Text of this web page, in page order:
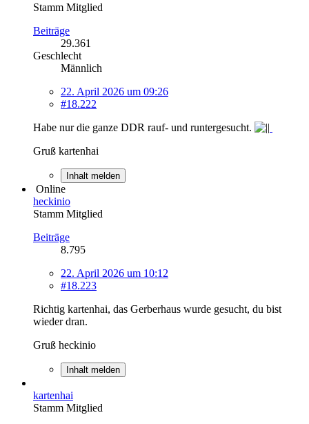
Stamm Mitglied
Beiträge
29.361
Geschlecht
Männlich
22. April 2026 um 09:26
#18.222
Habe nur die ganze DDR rauf- und runtergesucht.
Gruß kartenhai
Inhalt melden
Online
heckinio
Stamm Mitglied
Beiträge
8.795
22. April 2026 um 10:12
#18.223
Richtig kartenhai, das Gerberhaus wurde gesucht, du bist
wieder dran.
Gruß heckinio
Inhalt melden
kartenhai
Stamm Mitglied